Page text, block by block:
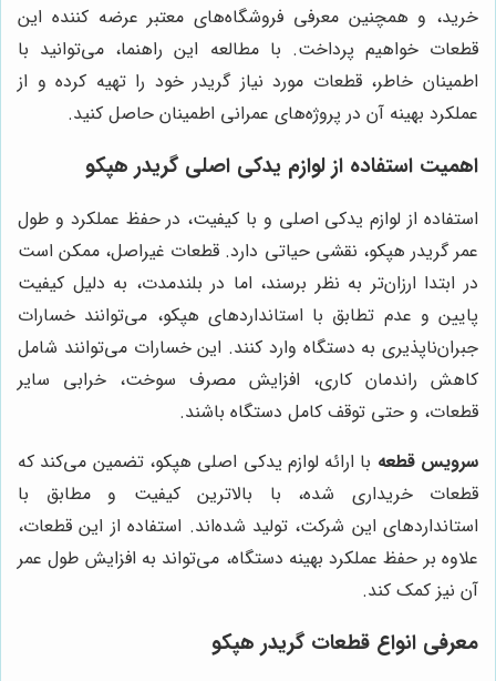
خرید، و همچنین معرفی فروشگاه‌های معتبر عرضه کننده این
قطعات خواهیم پرداخت. با مطالعه این راهنما، می‌توانید با
اطمینان خاطر، قطعات مورد نیاز گریدر خود را تهیه کرده و از
عملکرد بهینه آن در پروژه‌های عمرانی اطمینان حاصل کنید.
اهمیت استفاده از لوازم یدکی اصلی گریدر هپکو
استفاده از لوازم یدکی اصلی و با کیفیت، در حفظ عملکرد و طول
عمر گریدر هپکو، نقشی حیاتی دارد. قطعات غیراصل، ممکن است
در ابتدا ارزان‌تر به نظر برسند، اما در بلندمدت، به دلیل کیفیت
پایین و عدم تطابق با استانداردهای هپکو، می‌توانند خسارات
جبران‌ناپذیری به دستگاه وارد کنند. این خسارات می‌توانند شامل
کاهش راندمان کاری، افزایش مصرف سوخت، خرابی سایر
قطعات، و حتی توقف کامل دستگاه باشند.
سرویس قطعه با ارائه لوازم یدکی اصلی هپکو، تضمین می‌کند که
قطعات خریداری شده، با بالاترین کیفیت و مطابق با
استانداردهای این شرکت، تولید شده‌اند. استفاده از این قطعات،
علاوه بر حفظ عملکرد بهینه دستگاه، می‌تواند به افزایش طول عمر
آن نیز کمک کند.
معرفی انواع قطعات گریدر هپکو